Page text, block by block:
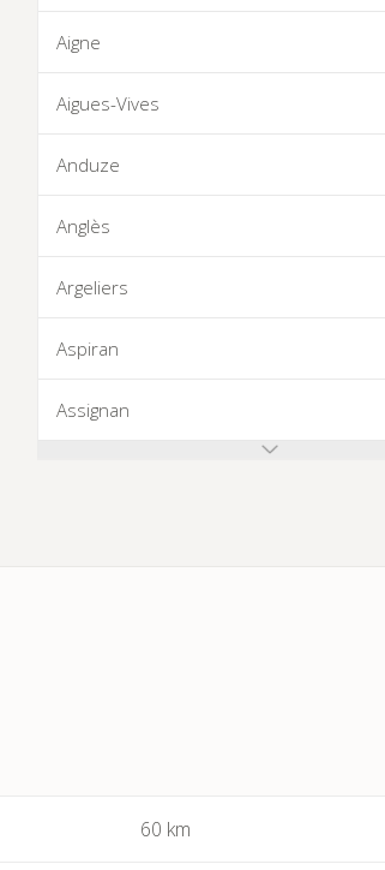
Aigne
Aigues-Vives
Anduze
Anglès
Argeliers
Aspiran
Assignan
60 km